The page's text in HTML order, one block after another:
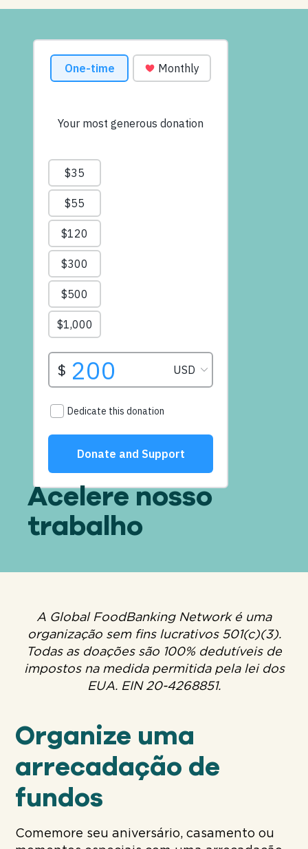
Acelere nosso
trabalho
A Global FoodBanking Network é uma
organização sem fins lucrativos 501(c)(3).
Todas as doações são 100% dedutíveis de
impostos na medida permitida pela lei dos
EUA. EIN 20-4268851.
Organize uma
arrecadação de
fundos
Comemore seu aniversário, casamento ou